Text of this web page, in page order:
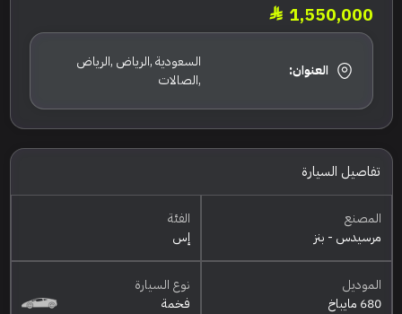
1,550,000
العنوان:
السعودية ,الرياض ,الرياض
,الصالات
تفاصيل السيارة
المصنع
مرسيدس - بنز
الفئة
إس
الموديل
680 مايباخ
نوع السيارة
فخمة